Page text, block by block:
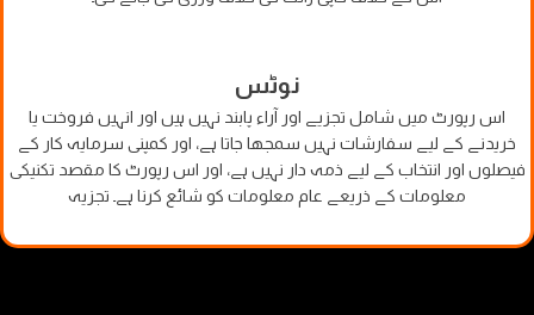
نوٹس
اس رپورٹ میں شامل تجزیے اور آراء پابند نہیں ہیں اور انہیں فروخت یا
خریدنے کے لیے سفارشات نہیں سمجھا جاتا ہے، اور کمپنی سرمایہ کار کے
فیصلوں اور انتخاب کے لیے ذمہ دار نہیں ہے، اور اس رپورٹ کا مقصد تکنیکی
معلومات کے ذریعے عام معلومات کو شائع کرنا ہے۔ تجزیہ